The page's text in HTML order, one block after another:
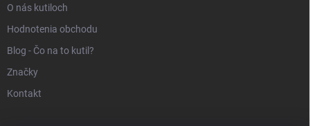
O nás kutiloch
Hodnotenia obchodu
Blog - Čo na to kutil?
Značky
Kontakt